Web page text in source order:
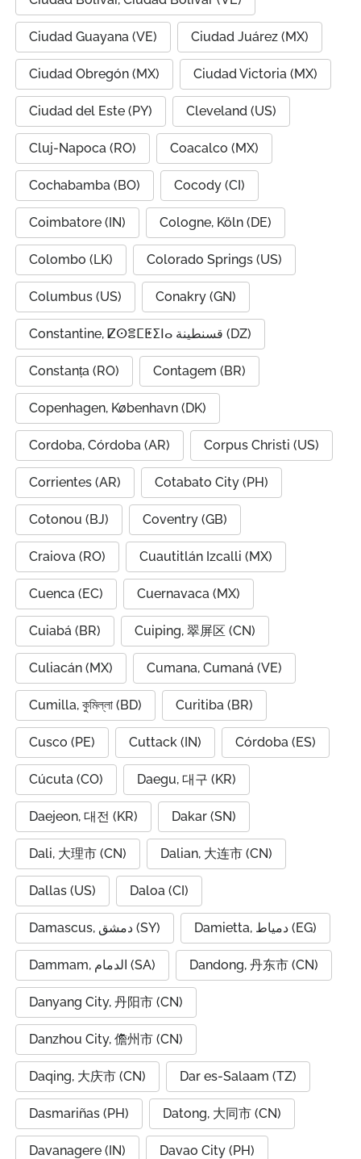
Ciudad Guayana (VE) Ciudad Juárez (MX)
Ciudad Obregón (MX) Ciudad Victoria (MX)
Ciudad del Este (PY) Cleveland (US)
Cluj-Napoca (RO) Coacalco (MX)
Cochabamba (BO) Cocody (CI)
Coimbatore (IN) Cologne, Köln (DE)
Colombo (LK) Colorado Springs (US)
Columbus (US) Conakry (GN)
Constantine, ⵇⵙⴻⵎⵟⵉⵏⴰ قسنطينة (DZ)
Constanța (RO) Contagem (BR)
Copenhagen, København (DK)
Cordoba, Córdoba (AR) Corpus Christi (US)
Corrientes (AR) Cotabato City (PH)
Cotonou (BJ) Coventry (GB)
Craiova (RO) Cuautitlán Izcalli (MX)
Cuenca (EC) Cuernavaca (MX)
Cuiabá (BR) Cuiping, 翠屏区 (CN)
Culiacán (MX) Cumana, Cumaná (VE)
Cumilla, কুমিল্লা (BD) Curitiba (BR)
Cusco (PE) Cuttack (IN) Córdoba (ES)
Cúcuta (CO) Daegu, 대구 (KR)
Daejeon, 대전 (KR) Dakar (SN)
Dali, 大理市 (CN) Dalian, 大连市 (CN)
Dallas (US) Daloa (CI)
Damascus, دمشق (SY) Damietta, دمياط (EG)
Dammam, الدمام (SA) Dandong, 丹东市 (CN)
Danyang City, 丹阳市 (CN)
Danzhou City, 儋州市 (CN)
Daqing, 大庆市 (CN) Dar es-Salaam (TZ)
Dasmariñas (PH) Datong, 大同市 (CN)
Davanagere (IN) Davao City (PH)